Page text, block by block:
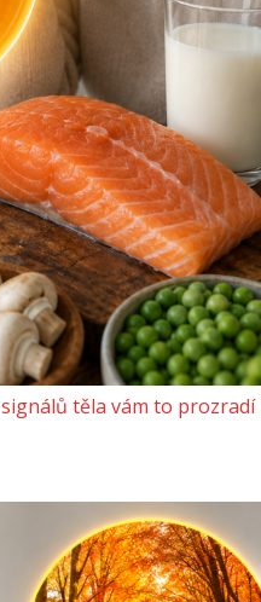
těla vám to prozradí